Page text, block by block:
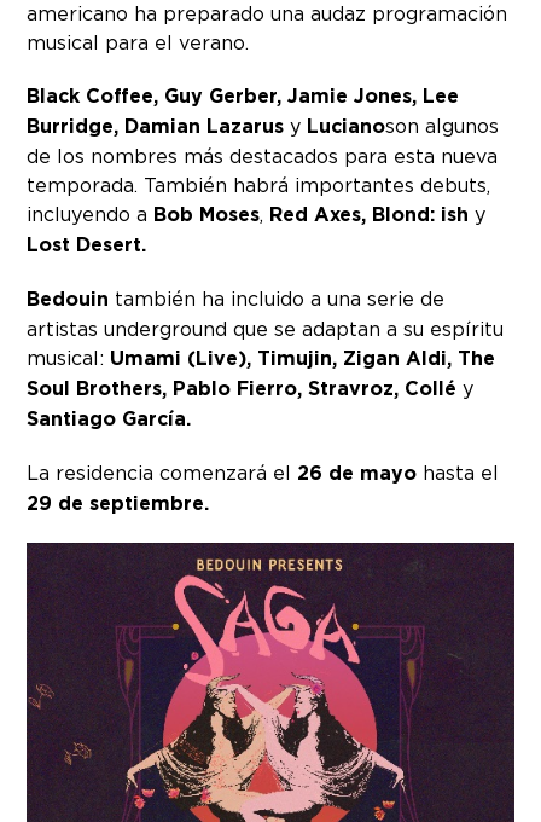
americano ha preparado una audaz programación
musical para el verano.
Black Coffee, Guy Gerber, Jamie Jones, Lee
Burridge, Damian Lazarusy Lucianoson algunos
de los nombres más destacados para esta nueva
temporada. También habrá importantes debuts,
incluyendo a Bob Moses, Red Axes, Blond: ish y
Lost Desert.
Bedouin también ha incluido a una serie de
artistas underground que se adaptan a su espíritu
musical: Umami (Live), Timujin, Zigan Aldi, The
Soul Brothers, Pablo Fierro, Stravroz, Collé y
Santiago García.
La residencia comenzará el 26 de mayo hasta el
29 de septiembre.